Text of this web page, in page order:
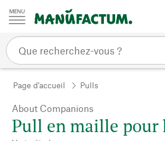
Passer au contenu
Page d'accueil Pulls
About Companions
Pull en maille pour